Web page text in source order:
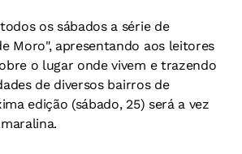
os sábados a série de
Moro", apresentando aos leitores
o lugar onde vivem e trazendo
de diversos bairros de
edição (sábado, 25) será a vez